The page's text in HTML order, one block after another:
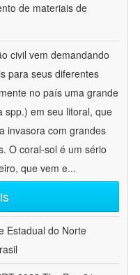
de materiais de
civil vem demandando
para seus diferentes
no país uma grande
spp.) em seu litoral, que
invasora com grandes
O coral-sol é um sério
que vem e...
Estadual do Norte